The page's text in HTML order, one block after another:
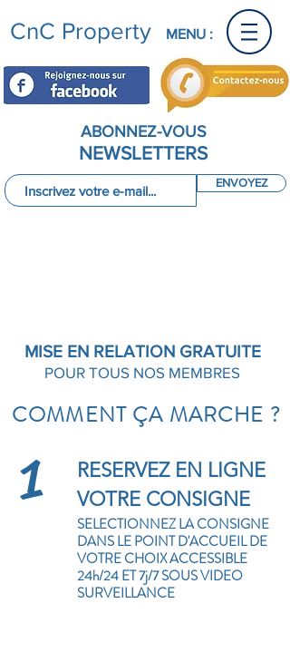
CnC Property MENU :
ABONNEZ-VOUS
NEWSLETTERS
ENVOYEZ
34300 Cap d'Agde - Hérault
MISE EN RELATION GRATUITE
POUR TOUS NOS MEMBRES
COMMENT ÇA MARCHE ?
1
RESERVEZ EN LIGNE
VOTRE CONSIGNE
SELECTIONNEZ LA CONSIGNE
DANS LE POINT D'ACCUEIL DE
VOTRE CHOIX ACCESSIBLE
24h/24 ET 7j/7 SOUS VIDEO
SURVEILLANCE